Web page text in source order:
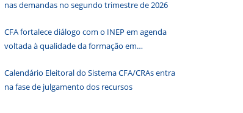
nas demandas no segundo trimestre de 2026
CFA fortalece diálogo com o INEP em agenda
voltada à qualidade da formação em
Calendário Eleitoral do Sistema CFA/CRAs entra
na fase de julgamento dos recursos